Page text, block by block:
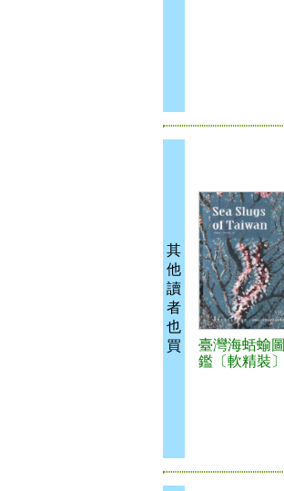
其
他
讀
者
也
買
臺灣海蛞蝓圖
鑑〔軟精裝〕